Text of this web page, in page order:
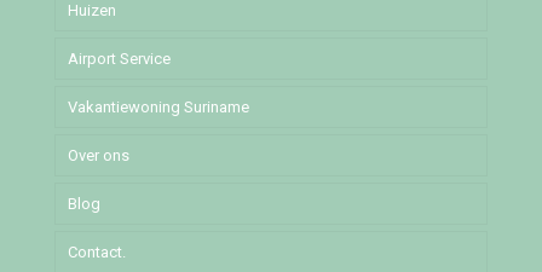
Huizen
Djedoestraat
Mochalaan
Pommeroosstraat
Puleowinastraat
Tillystraat
Airport Service
Vakantiewoning Suriname
Over ons
Blog
Contact.